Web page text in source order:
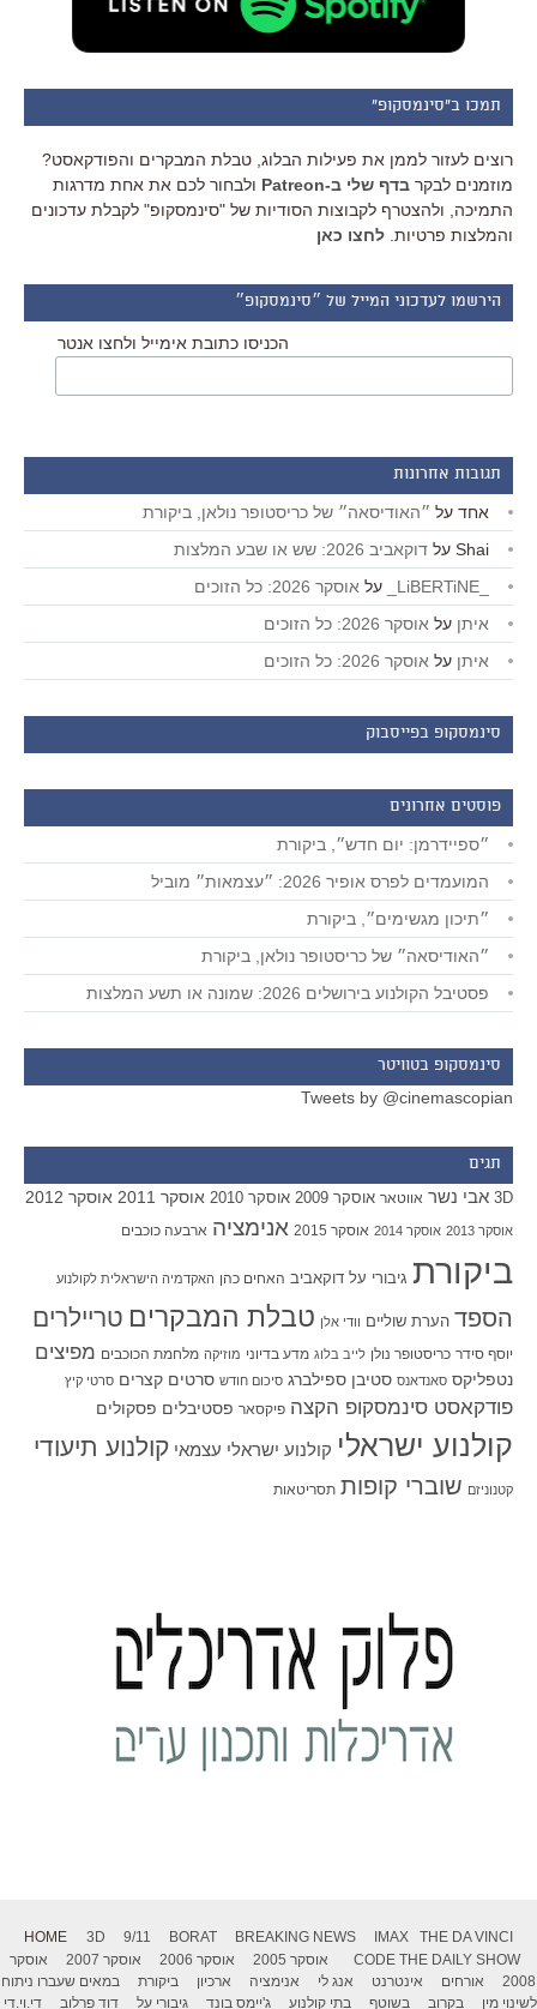
תמכו ב"סינמסקופ"
רוצים לעזור לממן את פעילות הבלוג, טבלת המבקרים והפודקאסט?
מוזמנים לבקר בדף שלי ב-Patreon
ולבחור לכם את אחת מדרגות
התמיכה, ולהצטרף לקבוצות הסודיות של "סינמסקופ" לקבלת עדכונים
והמלצות פרטיות. לחצו כאן
הירשמו לעדכוני המייל של ״סינמסקופ״
הכניסו כתובת אימייל ולחצו אנטר
תגובות אחרונות
אחד על ״האודיסאה״ של כריסטופר נולאן, ביקורת
Shai על דוקאביב 2026: שש או שבע המלצות
על אוסקר 2026: כל הזוכים
איתן על אוסקר 2026: כל הזוכים
איתן על אוסקר 2026: כל הזוכים
סינמסקופ בפייסבוק
פוסטים אחרונים
״ספיידרמן: יום חדש״, ביקורת
המועמדים לפרס אופיר 2026: ״עצמאות״ מוביל
״תיכון מגשימים״, ביקורת
״האודיסאה״ של כריסטופר נולאן, ביקורת
פסטיבל הקולנוע בירושלים 2026: שמונה או תשע המלצות
סינמסקופ בטוויטר
Tweets by @cinemascopian
תגים
3D אבי נשר אווטאר אוסקר 2009 אוסקר 2010 אוסקר 2011 אוסקר 2012
אוסקר 2013 אוסקר 2014 אוסקר 2015 אנימציה ארבעה כוכבים
ביקורת גיבורי על דוקאביב האחים כהן האקדמיה הישראלית לקולנוע
הספד הערת שוליים וודי אלן טבלת המבקרים טריילרים
יוסף סידר כריסטופר נולן לייב בלוג מדע בדיוני מוזיקה מלחמת הכוכבים מפיצים
נטפליקס סאנדאנס סטיבן ספילברג סיכום חודש סרטים קצרים סרטי קיץ
פודקאסט סינמסקופ הקצה פיקסאר פסטיבלים פסקולים
קולנוע ישראלי קולנוע ישראלי עצמאי קולנוע תיעודי
קטנוניזם שוברי קופות תסריטאות
HOME 3D 9/11 BORAT BREAKING NEWS IMAX
THE DA VINCI
CODE THE DAILY SHOW אוסקר 2005 אוסקר 2006 אוסקר 2007
אוסקר
2008
אורחים אינטרנט אנג לי אנימציה ארכיון ביקורת
במאים שעברו ניתוח
לשינוי מין
בקרוב בשוטף בתי קולנוע ג'יימס בונד גיבורי על דוד פרלוב די.וי.די